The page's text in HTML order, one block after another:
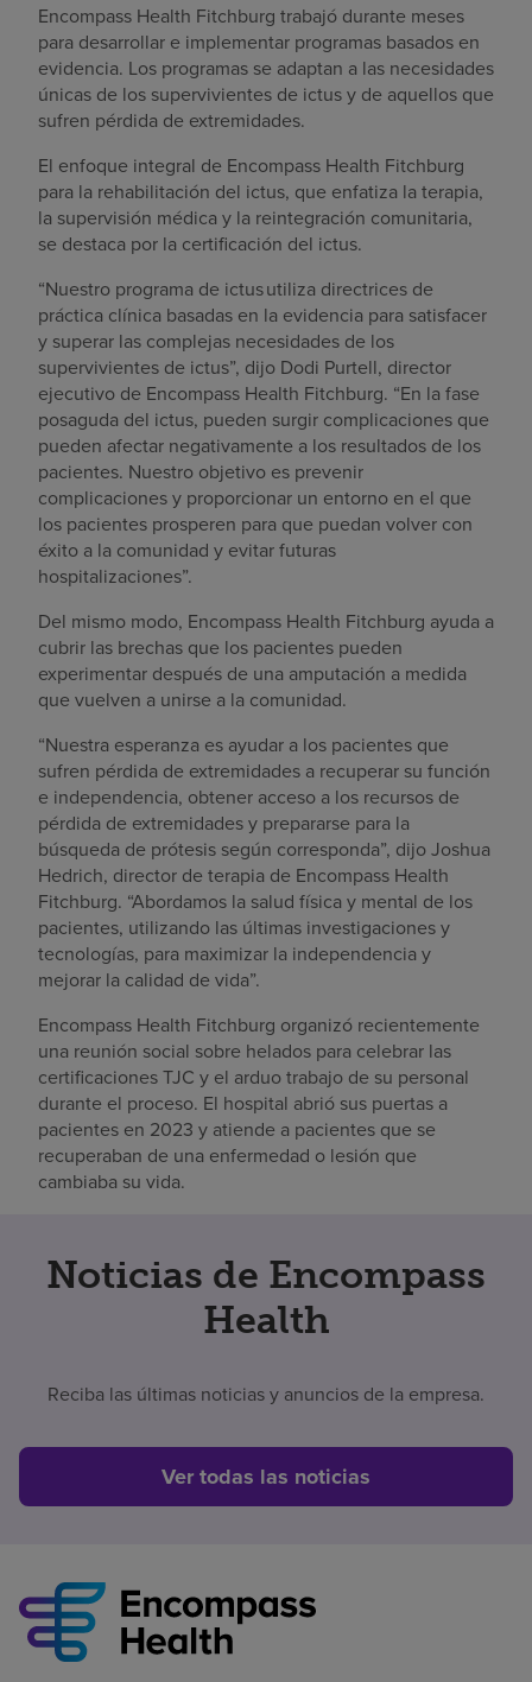
Encompass Health Fitchburg trabajó durante meses
para desarrollar e implementar programas basados en
evidencia. Los programas se adaptan a las necesidades
únicas de los supervivientes de ictus y de aquellos que
sufren pérdida de extremidades.
El enfoque integral de Encompass Health Fitchburg
para la rehabilitación del ictus, que enfatiza la terapia,
la supervisión médica y la reintegración comunitaria,
se destaca por la certificación del ictus.
“Nuestro programa de ictus utiliza directrices de
práctica clínica basadas en la evidencia para satisfacer
y superar las complejas necesidades de los
supervivientes de ictus”, dijo Dodi Purtell, director
ejecutivo de Encompass Health Fitchburg. “En la fase
posaguda del ictus, pueden surgir complicaciones que
pueden afectar negativamente a los resultados de los
pacientes. Nuestro objetivo es prevenir
complicaciones y proporcionar un entorno en el que
los pacientes prosperen para que puedan volver con
éxito a la comunidad y evitar futuras
hospitalizaciones”.
Del mismo modo, Encompass Health Fitchburg ayuda a
cubrir las brechas que los pacientes pueden
experimentar después de una amputación a medida
que vuelven a unirse a la comunidad.
“Nuestra esperanza es ayudar a los pacientes que
sufren pérdida de extremidades a recuperar su función
e independencia, obtener acceso a los recursos de
pérdida de extremidades y prepararse para la
búsqueda de prótesis según corresponda”, dijo Joshua
Hedrich, director de terapia de Encompass Health
Fitchburg. “Abordamos la salud física y mental de los
pacientes, utilizando las últimas investigaciones y
tecnologías, para maximizar la independencia y
mejorar la calidad de vida”.
Encompass Health Fitchburg organizó recientemente
una reunión social sobre helados para celebrar las
certificaciones TJC y el arduo trabajo de su personal
durante el proceso. El hospital abrió sus puertas a
pacientes en 2023 y atiende a pacientes que se
recuperaban de una enfermedad o lesión que
cambiaba su vida.
Noticias de Encompass
Health
Reciba las últimas noticias y anuncios de la empresa.
Ver todas las noticias